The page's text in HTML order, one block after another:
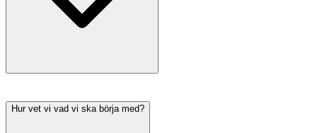
Hur vet vi vad vi ska börja med?